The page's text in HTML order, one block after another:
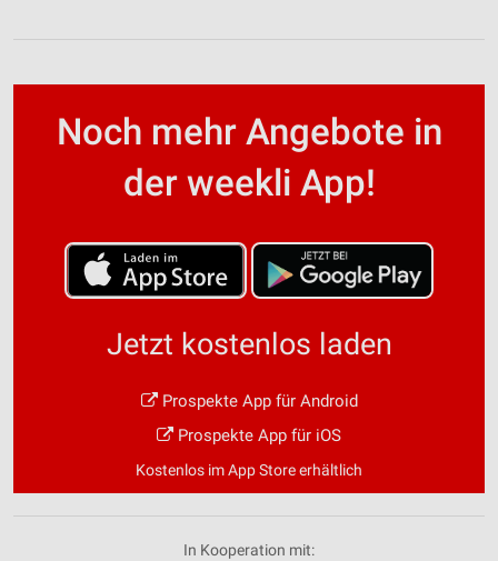
Noch mehr Angebote in
der weekli App!
Jetzt kostenlos laden
Prospekte App für Android
Prospekte App für iOS
Kostenlos im App Store erhältlich
In Kooperation mit: